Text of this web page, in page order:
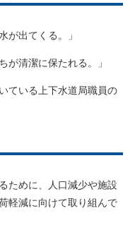
出てくる。」
清潔に保たれる。」
ている上下水道局職員の
ために、人口減少や施設
軽減に向けて取り組んで